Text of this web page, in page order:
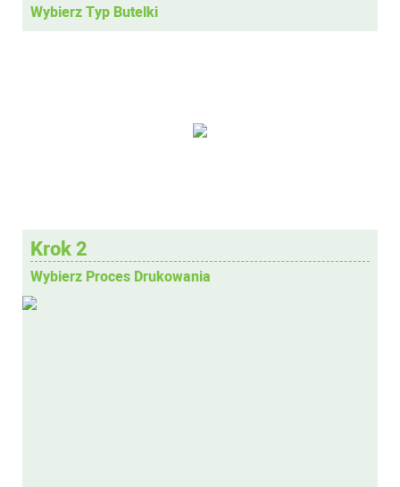
Wybierz Typ Butelki
Krok 2
Wybierz Proces Drukowania